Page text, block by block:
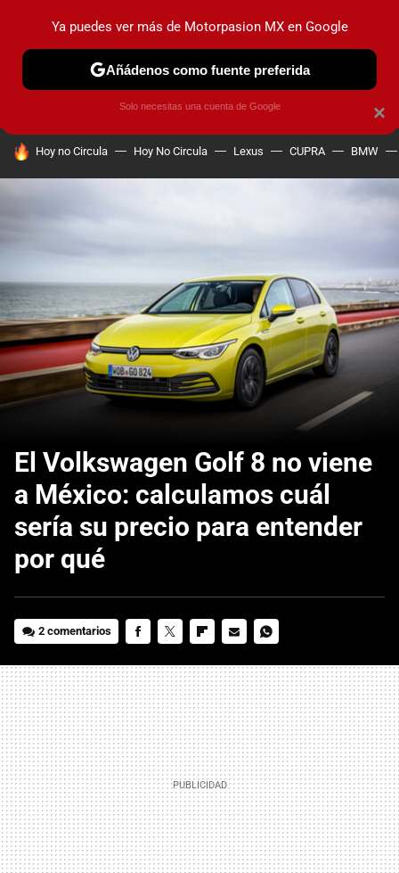
PRUEBAS INDUSTRIA HOY NO CIRCULA
HOY SE HABLA DE
Hoy no Circula Hoy No Circula Lexus CUPRA BMW
El Volkswagen Golf 8 no viene
a México: calculamos cuál
sería su precio para entender
por qué
2 comentarios
MAIL
×
Ya puedes ver más de Motorpasion MX en Google
Añádenos como fuente preferida
Solo necesitas una cuenta de Google